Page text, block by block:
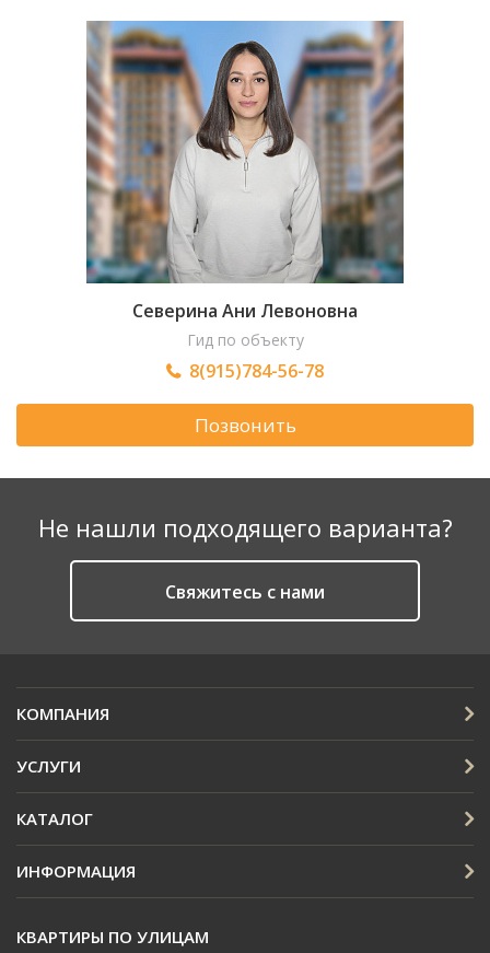
Северина Ани Левоновна
Гид по объекту
8(915)784-56-78
Позвонить
Не нашли подходящего варианта?
Cвяжитесь с нами
КОМПАНИЯ
УСЛУГИ
КАТАЛОГ
ИНФОРМАЦИЯ
КВАРТИРЫ ПО УЛИЦАМ